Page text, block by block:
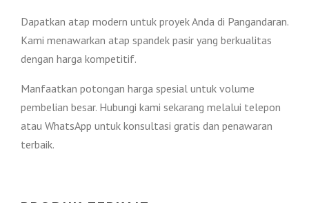
Dapatkan atap modern untuk proyek Anda di Pangandaran.
Kami menawarkan atap spandek pasir yang berkualitas
dengan harga kompetitif.
Manfaatkan potongan harga spesial untuk volume
pembelian besar. Hubungi kami sekarang melalui telepon
atau WhatsApp untuk konsultasi gratis dan penawaran
terbaik.